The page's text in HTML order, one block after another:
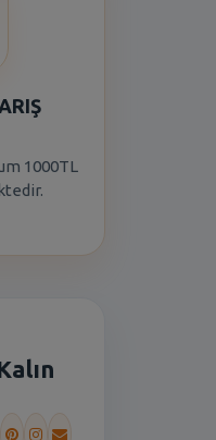
1000TL